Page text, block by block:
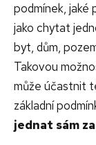
podmínek, jaké
jako chytat
byt, dům,
Takovou
může účastnit
základní
jednat sám